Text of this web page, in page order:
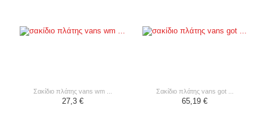
σακίδιο πλάτης vans wm ...
27,3 €
σακίδιο πλάτης vans got ...
65,19 €